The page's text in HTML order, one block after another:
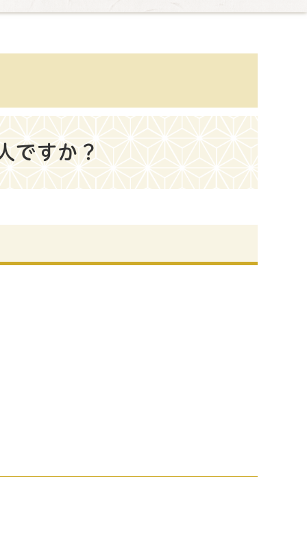
ですか？